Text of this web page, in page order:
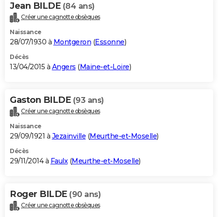
Jean BILDE (84 ans)
Créer une cagnotte obsèques
Naissance
28/07/1930 à Montgeron (Essonne)
Décès
13/04/2015 à Angers (Maine-et-Loire)
Gaston BILDE (93 ans)
Créer une cagnotte obsèques
Naissance
29/09/1921 à Jezainville (Meurthe-et-Moselle)
Décès
29/11/2014 à Faulx(Meurthe-et-Moselle)
Roger BILDE (90 ans)
Créer une cagnotte obsèques